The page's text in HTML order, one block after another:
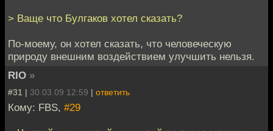
> Ваще что Булгаков хотел сказать?
По-моему, он хотел сказать, что человеческую
природу внешним воздействием улучшить нельзя.
RIO »
#31 | 30.03.09 12:59 | ответить
Кому: FBS, #29